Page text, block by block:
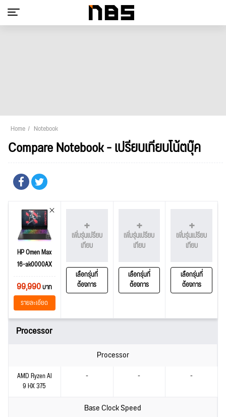
Home Notebook
Compare Notebook - เปรียบเทียบโน้ตบุ๊ค
HP Omen Max
16-ak0000AX
99,990บาท
รายละเอียด
เพิ่มรุ่นเปรียบ
เทียบ
เลือกรุ่นที่
ต้องการ
เพิ่มรุ่นเปรียบ
เทียบ
เลือกรุ่นที่
ต้องการ
เพิ่มรุ่นเปรียบ
เทียบ
เลือกรุ่นที่
ต้องการ
Processor
Processor
AMD Ryzen AI
9 HX 375
- - -
Base Clock Speed